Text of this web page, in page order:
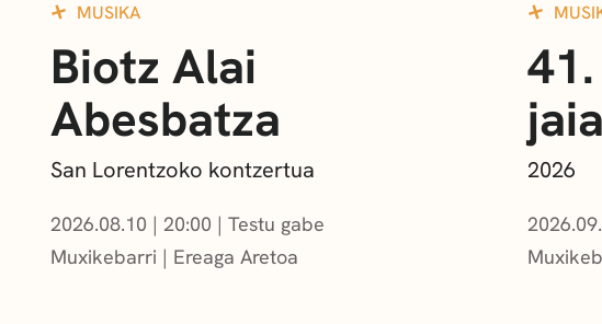
MUSIKA
Biotz Alai
Abesbatza
San Lorentzoko kontzertua
2026.08.10 | 20:00
Testu gabe
Muxikebarri | Ereaga Aretoa
2026